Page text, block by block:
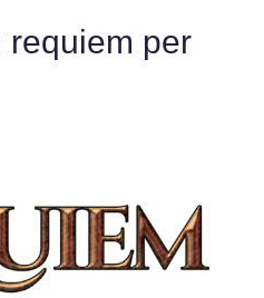
requiem per